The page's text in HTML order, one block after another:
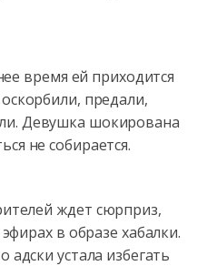
время ей приходится
предали,
Девушка шокирована
не собирается.
ждет сюрприз,
в образе хабалки.
адски устала избегать